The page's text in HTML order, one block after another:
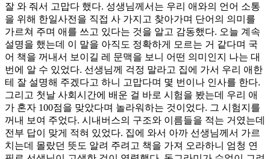
잘 와 줘서 고맙다 했다. 성생님께서는 우리 애와의 언어 소통
을 위해 한일사전을 직접 사 가지고 찾아가며 단어의 의미를
가르쳐 주며 애를 쓰고 있다는 것을 알고 감동했다. 오늘 계속
설명을 했는데 이 말을 아직도 정확하게 모르는 거 같다며 국
어 책을 꺼내서 보이길 레 문맥을 보니 어떤 의미인지 나는 대
번에 알 수 있었다. 선생님께 걱정 말라고 집에 가서 우리 애한
테 잘 설명해 주겠다고 하니 고맙다며 몇 번이나 인사를 한다.
그리고 첫날 사회시간에 배운 걸 바로 시험을 봤는데 우리 애
가 혼자 100점을 맞았다며 놀라워하는 것이었다. 그 시험지를
꺼내 보여 주었다. 시내버스의 구조와 이름들을 적는 거였는데
전부 답이 맞게 적혀 있었다. 집에 와서 아까 선생님께서 가르
치는데 몰랐던 뜻도 알려 주려고 책을 가져 오라하니 엄청 연